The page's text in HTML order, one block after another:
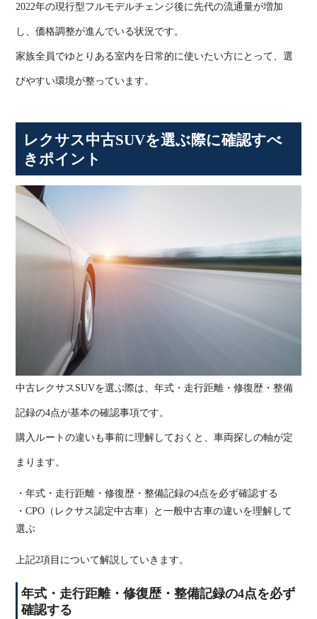
2022年の現行型フルモデルチェンジ後に先代の流通量が増加
し、価格調整が進んでいる状況です。
家族全員でゆとりある室内を日常的に使いたい方にとって、選
びやすい環境が整っています。
レクサス中古SUVを選ぶ際に確認すべ
きポイント
中古レクサス SUVを選ぶ際は、年式・走行距離・修復歴・整備
記録の4点が基本の確認事項です。
購入ルートの違いも事前に理解しておくと、車両探しの軸が定
まります。
・年式・走行距離・修復歴・整備記録の4点を必ず確認する
・CPO （レクサス認定中古車）と一般中古車の違いを理解して
選ぶ
上記2項目について解説していきます。
年式・走行距離・修復歴・整備記録の4点を必ず
確認する